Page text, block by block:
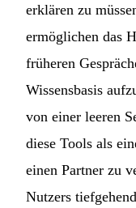
erklären zu
ermöglichen das
früheren
Wissensbasis
von einer leeren
diese Tools als
einen Partner zu
Nutzers